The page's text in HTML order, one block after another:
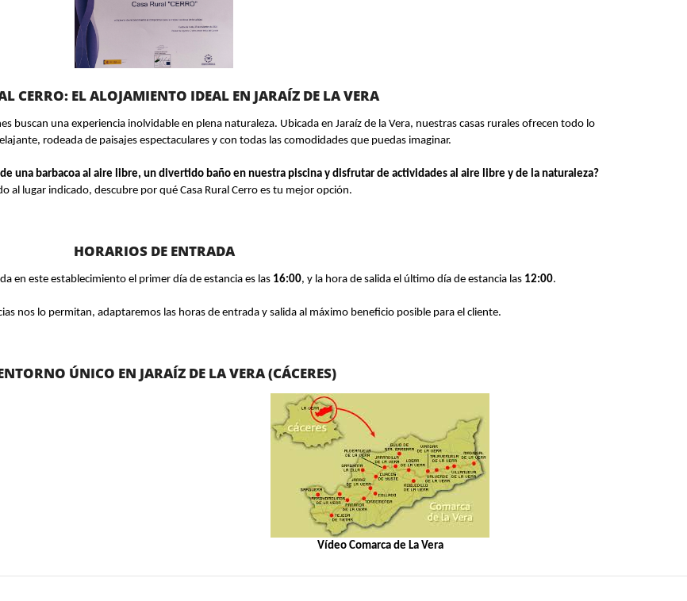
CERRO: EL ALOJAMIENTO IDEAL EN JARAÍZ DE LA VERA
buscan una experiencia inolvidable en plena naturaleza. Ubicada en Jaraíz de la Vera, nuestras casas rurales ofrecen todo lo
rodeada de paisajes espectaculares y con todas las comodidades que puedas imaginar.
una barbacoa al aire libre, un divertido baño en nuestra piscina y disfrutar de actividades al aire libre y de la naturaleza?
al lugar indicado, descubre por qué Casa Rural Cerro es tu mejor opción.
HORARIOS DE ENTRADA
en este establecimiento el primer día de estancia es las 16:00, y la hora de salida el último día de estancia las 12:00.
nos lo permitan, adaptaremos las horas de entrada y salida al máximo beneficio posible para el cliente.
ÚNICO EN JARAÍZ DE LA VERA (CÁCERES)
Vídeo Comarca de La Vera